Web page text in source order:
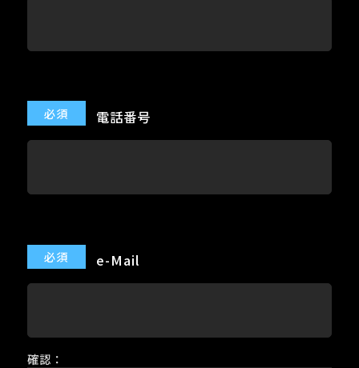
電話番号
e-Mail
確認：